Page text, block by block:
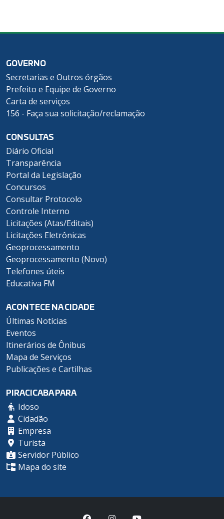
GOVERNO
Secretarias e Outros órgãos
Prefeito e Equipe de Governo
Carta de serviços
156 - Faça sua solicitação/reclamação
CONSULTAS
Diário Oficial
Transparência
Portal da Legislação
Concursos
Consultar Protocolo
Controle Interno
Licitações (Atas/Editais)
Licitações Eletrônicas
Geoprocessamento
Geoprocessamento (Novo)
Telefones úteis
Educativa FM
ACONTECE NA CIDADE
Últimas Notícias
Eventos
Itinerários de Ônibus
Mapa de Serviços
Publicações e Cartilhas
PIRACICABA PARA
Idoso
Cidadão
Empresa
Turista
Servidor Público
Mapa do site